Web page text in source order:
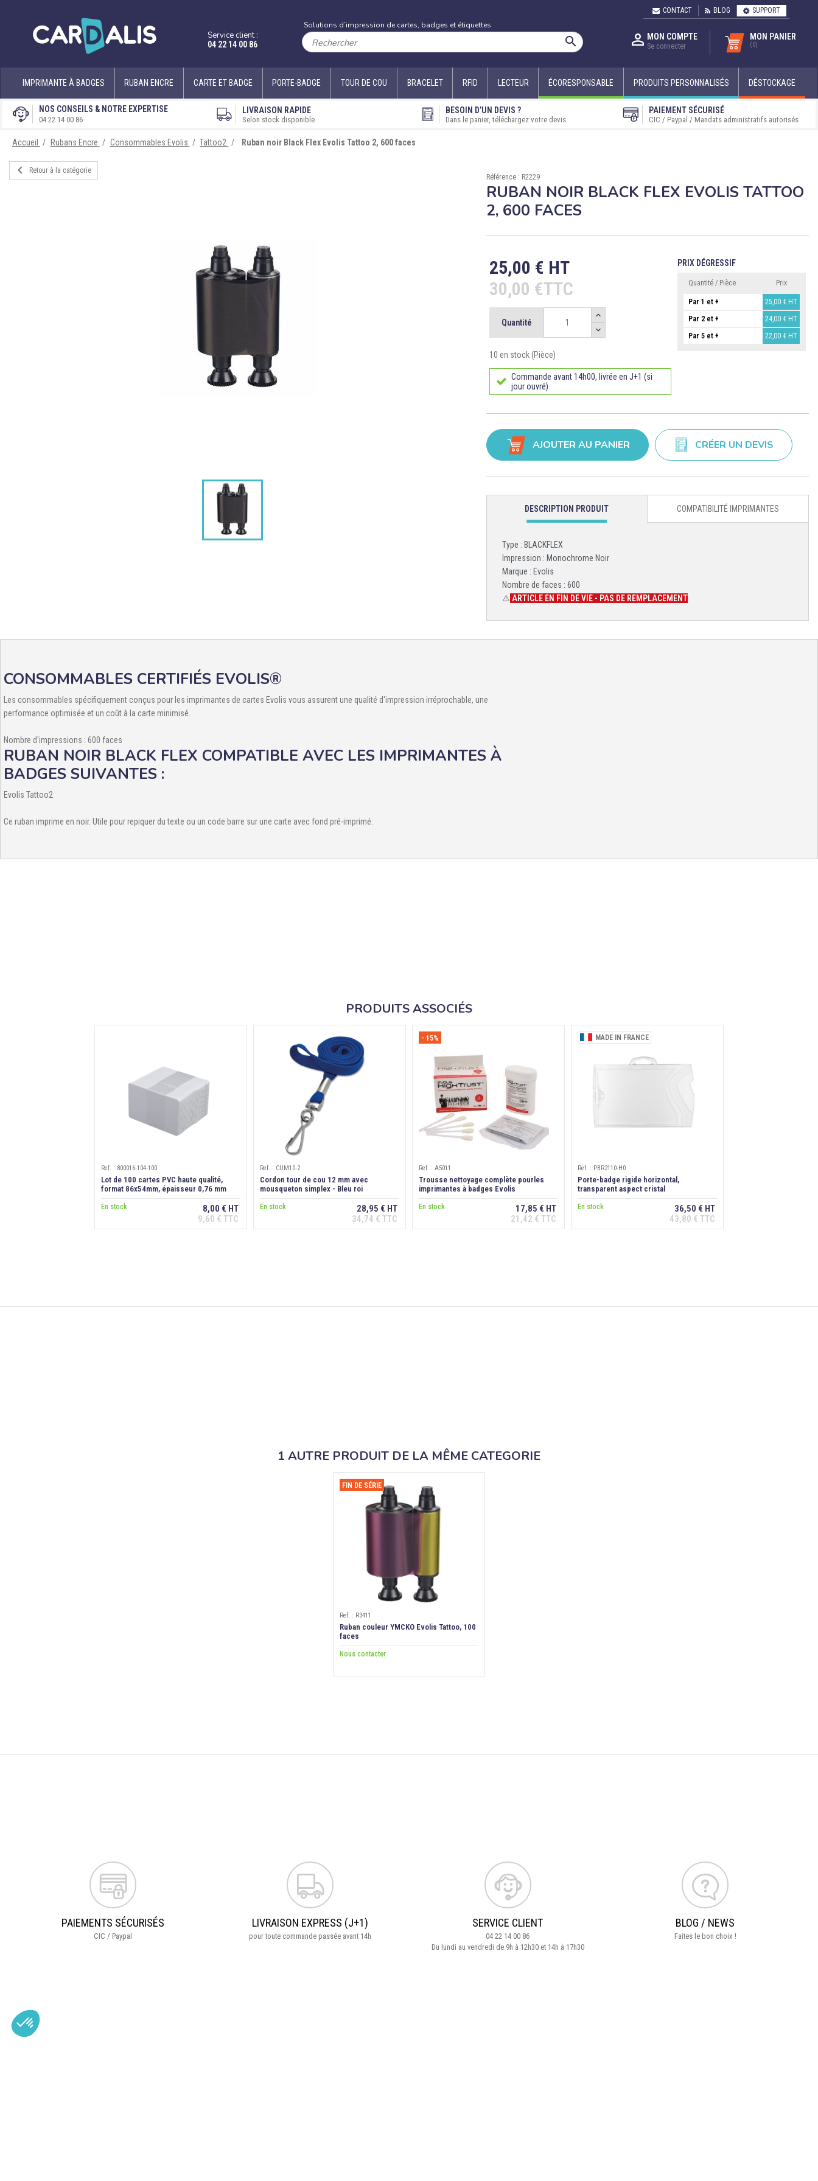
CONTACT BLOG SUPPORT
Service client :
04 22 14 00 86
Solutions d’impression de cartes, badges et étiquettes
  MON COMPTE
Se connecter
MON PANIER
(0)
IMPRIMANTE À BADGES RUBAN ENCRE CARTE ET BADGE PORTE-BADGE TOUR DE COU BRACELET RFID LECTEUR ÉCORESPONSABLE PRODUITS PERSONNALISÉS DÉSTOCKAGE
NOS CONSEILS & NOTRE EXPERTISE
04 22 14 00 86
LIVRAISON RAPIDE
Selon stock disponible
BESOIN D’UN DEVIS ?
Dans le panier, téléchargez votre devis
PAIEMENT SÉCURISÉ
CIC / Paypal / Mandats administratifs autorisés
Accueil Rubans Encre Consommables Evolis Tattoo2 Ruban noir Black Flex Evolis Tattoo 2, 600 faces

Retour à la catégorie
Référence : R2229
RUBAN NOIR BLACK FLEX EVOLIS TATTOO
2, 600 FACES
25,00 € HT
30,00 €TTC
Quantité
10 en stock (Pièce)
Commande avant 14h00, livrée en J+1 (si
jour ouvré)
PRIX DÉGRESSIF
Quantité / Pièce Prix
Par 1 et + 25,00 € HT
Par 2 et +
24,00 € HT
Par 5 et +
22,00 € HT
AJOUTER AU PANIER CRÉER UN DEVIS
DESCRIPTION PRODUIT COMPATIBILITÉ IMPRIMANTES
Type : BLACKFLEX
Impression : Monochrome Noir
Marque : Evolis
Nombre de faces : 600
⚠️ ARTICLE EN FIN DE VIE - PAS DE REMPLACEMENT
CONSOMMABLES CERTIFIÉS EVOLIS®
Les consommables spécifiquement conçus pour les imprimantes de cartes Evolis vous assurent une qualité d'impression irréprochable, une
performance optimisée et un coût à la carte minimisé.
Nombre d'impressions : 600 faces
RUBAN NOIR BLACK FLEX COMPATIBLE AVEC LES IMPRIMANTES À
BADGES SUIVANTES :
Evolis Tattoo2
Ce ruban imprime en noir. Utile pour repiquer du texte ou un code barre sur une carte avec fond pré-imprimé.
PRODUITS ASSOCIÉS
Ref. : 800016-104-100
Lot de 100 cartes PVC haute qualité,
format 86x54mm, épaisseur 0,76 mm
En stock
8,00 € HT
9,60 € TTC
Ref. : CUM10-2
Cordon tour de cou 12 mm avec
mousqueton simplex - Bleu roi
En stock
28,95 € HT
34,74 € TTC
- 15%
Ref. : A5011
Trousse nettoyage complète pourles
imprimantes à badges Evolis
En stock
17,85 € HT
21,42 € TTC
MADE IN FRANCE
Ref. : PBR2110-H0
Porte-badge rigide horizontal,
transparent aspect cristal
En stock
36,50 € HT
43,80 € TTC
1 AUTRE PRODUIT DE LA MÊME CATEGORIE
FIN DE SÉRIE
Ref. : R3411
Ruban couleur YMCKO Evolis Tattoo, 100
faces
Nous contacter
PAIEMENTS SÉCURISÉS
CIC / Paypal
LIVRAISON EXPRESS (J+1)
pour toute commande passée avant 14h
SERVICE CLIENT
04 22 14 00 86
Du lundi au vendredi de 9h à 12h30 et 14h à 17h30
BLOG / NEWS
Faites le bon choix !